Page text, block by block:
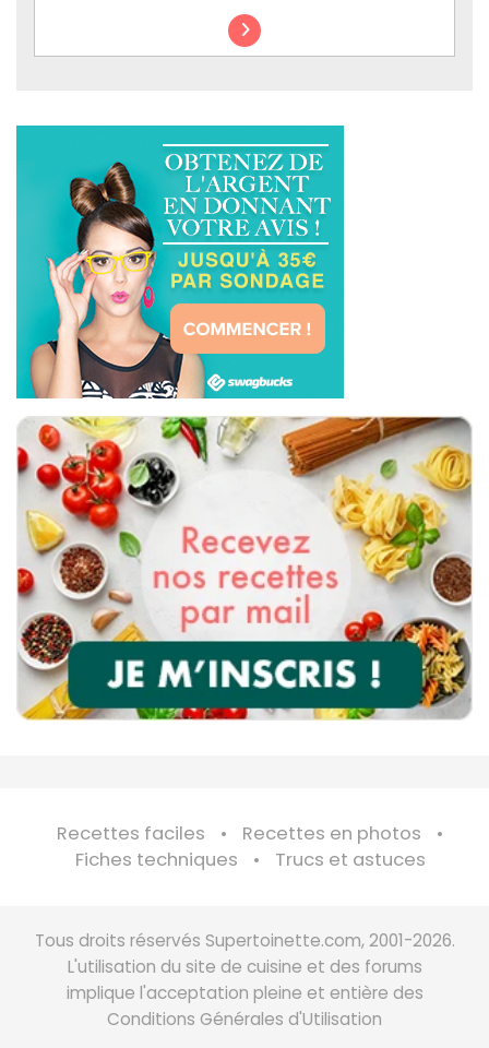
Recettes faciles
Recettes en photos
Fiches techniques
Trucs et astuces
Tous droits réservés Supertoinette.com, 2001-2026.
L'utilisation du site de cuisine et des forums
implique l'acceptation pleine et entière des
Conditions Générales d'Utilisation